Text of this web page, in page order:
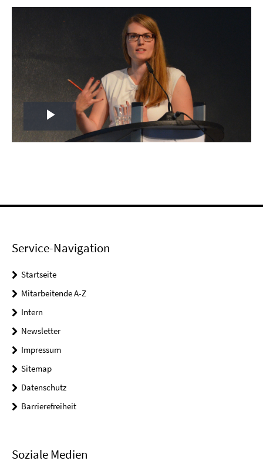
Play
Service-Navigation
Startseite
Mitarbeitende A-Z
Intern
Newsletter
Impressum
Sitemap
Datenschutz
Barrierefreiheit
Soziale Medien